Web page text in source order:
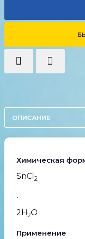
ОПИСАНИЕ
Химическая
SnCl 2
·
2H2O
Применение